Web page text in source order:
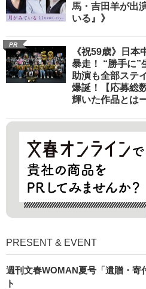
馬・吉田羊が出
いる』》
PR
《祝59歳》日
暴走！ “勝手に”
助演も全部ステ
爆誕！【応募総
輝いた作品とは
PRESENT & EVENT
週刊文春WOMAN夏号「遺贈・寄
ト